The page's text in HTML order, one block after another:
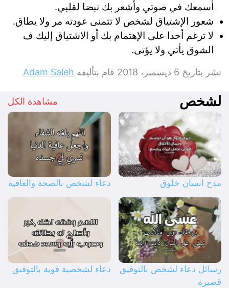
أسمعك في صوتي وأشعر بك نبضا لقلبي.
شعور الإشتياق لشخص لا تتمنى عودته مر ولا يطاق.
لا ترغم أحدا على الإهتمام بك أو الاشتياق إليك ف
الشوق يأتي ولا يؤتى.
نشر بتاريخ 6 ديسمبر، 2018 قام بتأليفه Adam Saleh
لشخص مشاهدة الكل
مدح انسان خلوق دعاء لشخص بالصحة والعافية
رسائل دعاء لشخص بالتوفيق
قصيرة
دعاء لشخصية قوية بالتوفيق